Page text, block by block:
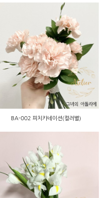
BA-002 피치카네이션(컬러
별)
BA-002 피치카네이션(컬러별)
BA-006 아이리스